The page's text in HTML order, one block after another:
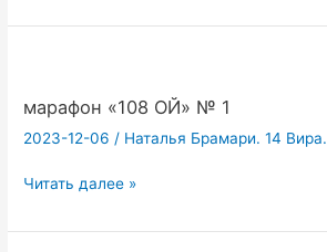
это
свободе»
марафон «108 ОЙ» № 1
2023-12-06 / Наталья Брамари. 14 Вира.
марафон
ОЙ»
Читать далее »